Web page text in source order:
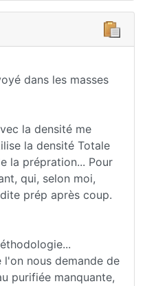
dans les masses
la densité me
la densité Totale
la prépration... Pour
qui, selon moi,
prép après coup.
l'on nous demande de
purifiée manquante,